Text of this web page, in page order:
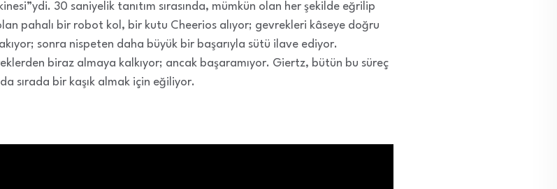
30 saniyelik tanıtım sırasında, mümkün olan her şekilde eğrilip
pahalı bir robot kol, bir kutu Cheerios alıyor; gevrekleri kâseye doğru
sonra nispeten daha büyük bir başarıyla sütü ilave ediyor.
biraz almaya kalkıyor; ancak başaramıyor. Giertz, bütün bu süreç
sırada bir kaşık almak için eğiliyor.